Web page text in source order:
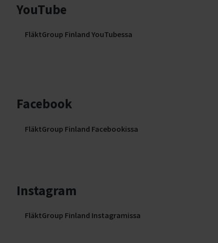
YouTube
FläktGroup Finland YouTubessa
Facebook
FläktGroup Finland Facebookissa
Instagram
FläktGroup Finland Instagramissa